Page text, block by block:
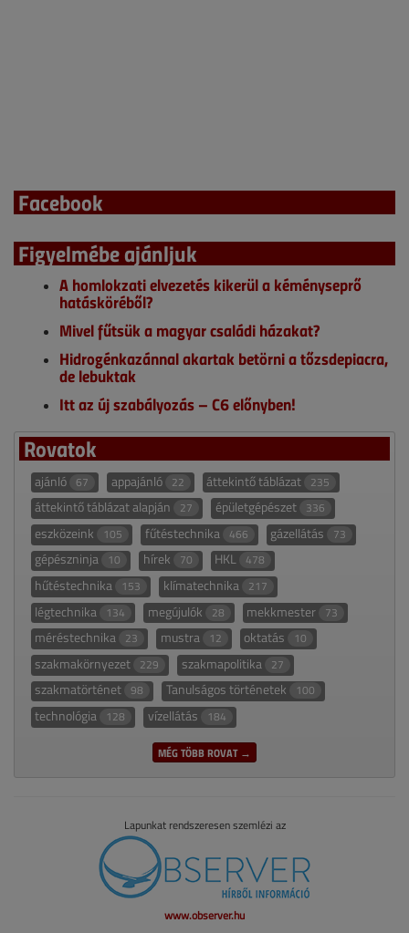
Facebook
Figyelmébe ajánljuk
A homlokzati elvezetés kikerül a kéményseprő
hatásköréből?
Mivel fűtsük a magyar családi házakat?
Hidrogénkazánnal akartak betörni a tőzsdepiacra,
de lebuktak
Itt az új szabályozás – C6 előnyben!
Rovatok
ajánló 67 appajánló 22 áttekintő táblázat 235
áttekintő táblázat alapján 27 épületgépészet 336
eszközeink 105 fűtéstechnika 466 gázellátás 73
gépészninja 10 hírek 70 HKL 478
hűtéstechnika 153 klímatechnika 217
légtechnika 134 megújulók 28 mekkmester 73
méréstechnika 23 mustra 12 oktatás 10
szakmakörnyezet 229 szakmapolitika 27
szakmatörténet 98 Tanulságos történetek 100
technológia 128 vízellátás 184
MÉG TÖBB ROVAT →
Lapunkat rendszeresen szemlézi az
www.observer.hu